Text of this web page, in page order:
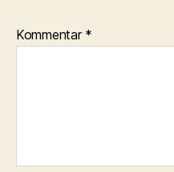
Kommentar *